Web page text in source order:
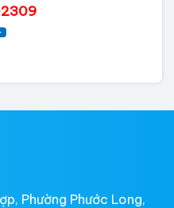
Phường Phước Long,